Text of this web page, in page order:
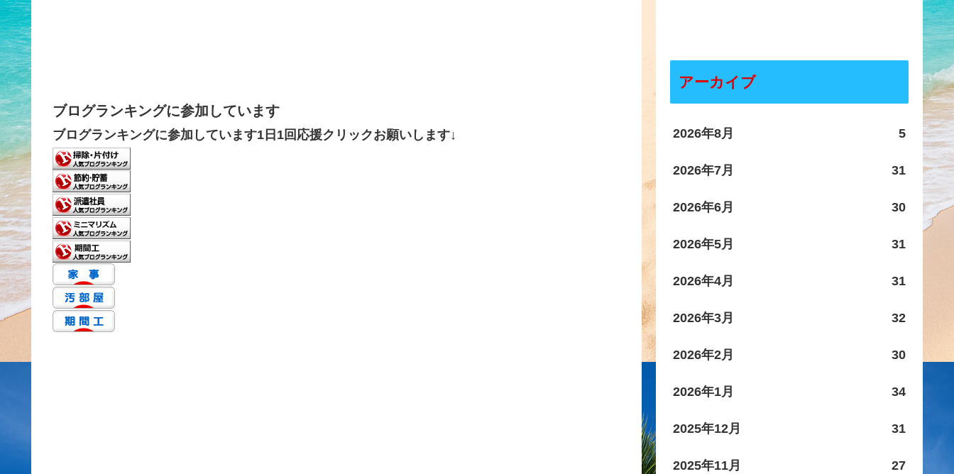
ブログランキングに参加しています
ブログランキングに参加しています1日1回応援クリックお願いします↓
アーカイブ
2026年8月 5
2026年7月 31
2026年6月 30
2026年5月 31
2026年4月 31
2026年3月 32
2026年2月 30
2026年1月 34
2025年12月 31
2025年11月 27